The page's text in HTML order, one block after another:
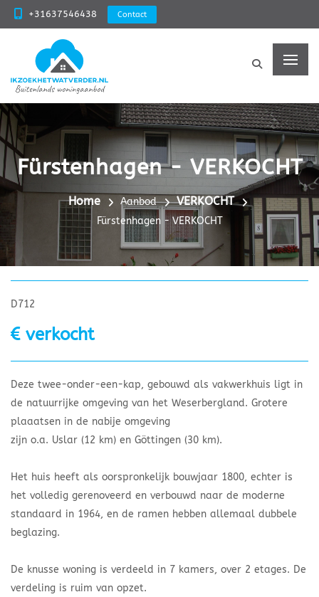
+31637546438 Contact
Fürstenhagen - VERKOCHT
Home Aanbod VERKOCHT
Fürstenhagen - VERKOCHT
D712
verkocht
Deze twee-onder-een-kap, gebouwd als vakwerkhuis ligt in
de natuurrijke omgeving van het Weserbergland. Grotere
plaaatsen in de nabije omgeving
zijn o.a. Uslar (12 km) en Göttingen (30 km).
Het huis heeft als oorspronkelijk bouwjaar 1800, echter is
het volledig gerenoveerd en verbouwd naar de moderne
standaard in 1964, en de ramen hebben allemaal dubbele
beglazing.
De knusse woning is verdeeld in 7 kamers, over 2 etages. De
verdeling is ruim van opzet.